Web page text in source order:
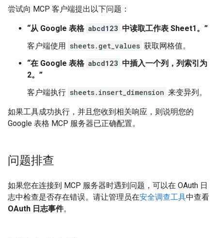
尝试向 MCP 客户端提出以下问题：
“从 Google 表格 abcd123 中读取工作表 Sheet1。”
客户端使用 sheets.get_values 获取网格值。
“在 Google 表格 abcd123 中插入一个列，列索引为
2。”
客户端执行 sheets.insert_dimension 来变异列。
如果工具成功执行，并且您收到相关响应，则说明您的
Google 表格 MCP 服务器已正确配置。
问题排查
如果您在连接到 MCP 服务器时遇到问题，可以在 OAuth 日
志中检查是否存在错误。请让管理员在安全调查工具中查看
OAuth 日志事件。